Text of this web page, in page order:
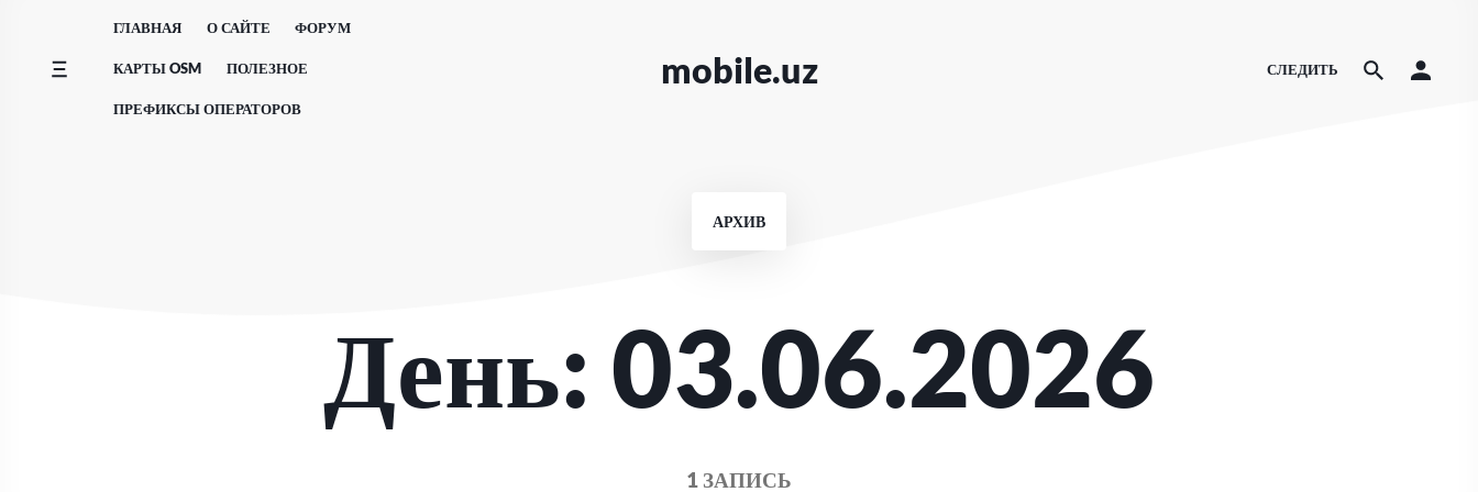
содержимому
ГЛАВНАЯ О САЙТЕ ФОРУМ
КАРТЫ OSM ПОЛЕЗНОЕ
ПРЕФИКСЫ ОПЕРАТОРОВ
mobile.uz СЛЕДИТЬ
АРХИВ
День: 03.06.2026
1 ЗАПИСЬ